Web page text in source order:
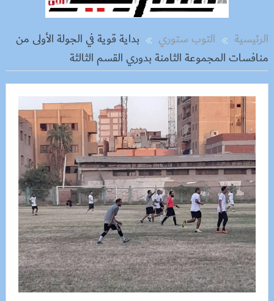
الرئيسية التوب ستوري
بداية قوية في الجولة الأولى من
منافسات المجموعة الثامنة بدوري القسم الثالثة